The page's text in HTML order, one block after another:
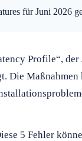
für Juni 2026
Profile“,
Die
5 Fehler